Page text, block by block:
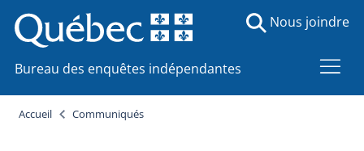
Bureau des enquêtes indépendantes
Nous joindre
Accueil Communiqués